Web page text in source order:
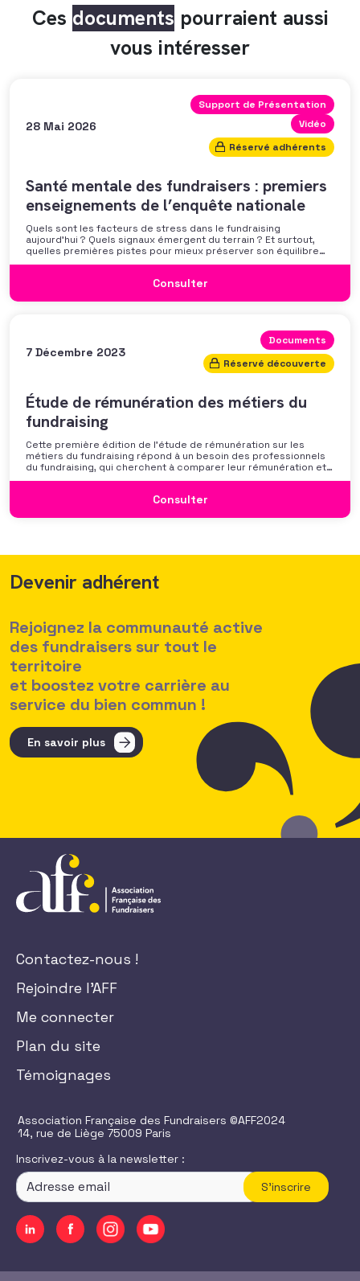
Ces documents pourraient aussi
vous intéresser
28 Mai 2026
Support de Présentation
Vidéo
Réservé adhérents
Santé mentale des fundraisers : premiers
enseignements de l’enquête nationale
Quels sont les facteurs de stress dans le fundraising
aujourd’hui ? Quels signaux émergent du terrain ? Et surtout,
quelles premières pistes pour mieux préserver son équilibre
professionnel ? L’AFF vous propose un webinaire pour découvrir
discussion autour des mécanismes
Consulter
7 Décembre 2023
Documents
Réservé découverte
Étude de rémunération des métiers du
fundraising
Cette première édition de l’étude de rémunération sur les
métiers du fundraising répond à un besoin des professionnels
du fundraising, qui cherchent à comparer leur rémunération et à
se positionner. Elle répond également à une préoccupation
des politiques salariales comme un enjeu majeur,
Consulter
Devenir adhérent
Rejoignez la communauté active
des fundraisers sur tout le
territoire
et boostez votre carrière au
service du bien commun !
En savoir plus
Contactez-nous !
Rejoindre l'AFF
Me connecter
Plan du site
Témoignages
Association Française des Fundraisers ©AFF2024
14, rue de Liège 75009 Paris
Inscrivez-vous à la newsletter :
S'inscrire